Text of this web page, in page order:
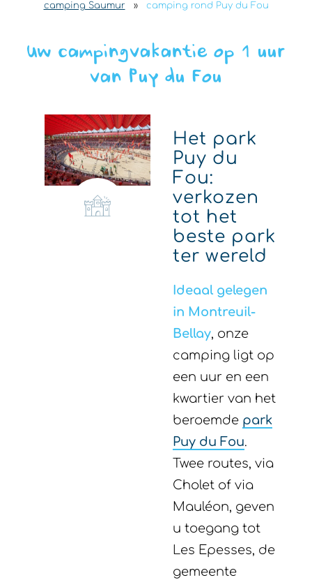
camping Saumur » camping rond Puy du Fou
Uw campingvakantie op 1 uur
van Puy du Fou
Het park
Puy du
Fou:
verkozen
tot het
beste park
ter wereld
Ideaal gelegen
in Montreuil-
Bellay, onze
camping ligt op
een uur en een
kwartier van het
beroemde park
Puy du Fou.
Twee routes, via
Cholet of via
Mauléon, geven
u toegang tot
Les Epesses, de
gemeente